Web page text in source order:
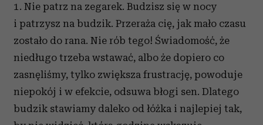
1. Nie patrz na zegarek. Budzisz się w nocy
i patrzysz na budzik. Przeraża cię, jak mało czasu
zostało do rana. Nie rób tego! Świadomość, że
niedługo trzeba wstawać, albo że dopiero co
zasnęliśmy, tylko zwiększa frustrację, powoduje
niepokój i w efekcie, odsuwa błogi sen. Dlatego
budzik stawiamy daleko od łóżka i najlepiej tak,